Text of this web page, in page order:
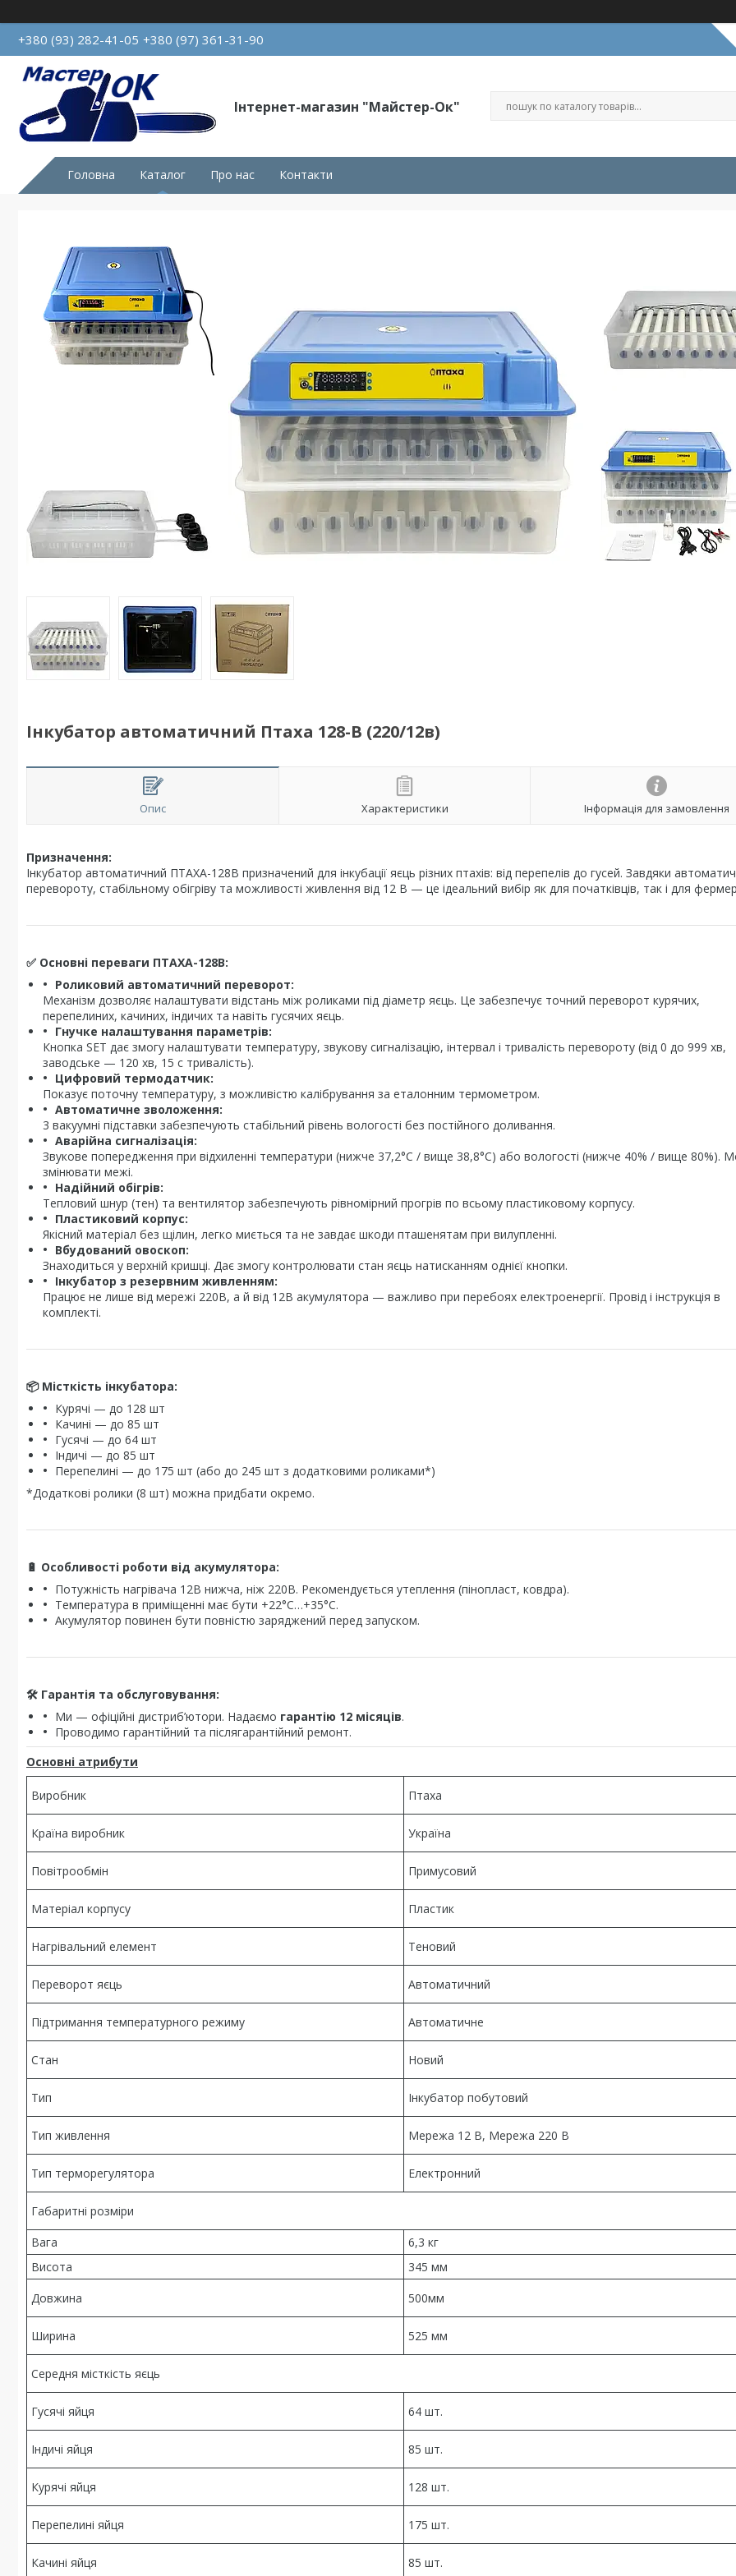
+380 (93) 282-41-05 +380 (97) 361-31-90
Інтернет-магазин "Майстер-Ок"
Головна Каталог Про нас Контакти
Інкубатор автоматичний Птаха 128-В (220/12в)
Опис Характеристики Інформація для замовлення
Призначення:
Інкубатор автоматичний ПТАХА-128В призначений для інкубації яєць різних птахів: від перепелів до гусей. Завдяки
перевороту, стабільному обігріву та можливості живлення від 12 В — це ідеальний вибір як для початківців, так і для
✅ Основні переваги ПТАХА-128В:
Роликовий автоматичний переворот:
Механізм дозволяє налаштувати відстань між роликами під діаметр яєць. Це забезпечує точний переворот курячих,
перепелиних, качиних, індичих та навіть гусячих яєць.
Гнучке налаштування параметрів:
Кнопка SET дає змогу налаштувати температуру, звукову сигналізацію, інтервал і тривалість перевороту (від 0 до 999 хв,
заводське — 120 хв, 15 с тривалість).
Цифровий термодатчик:
Показує поточну температуру, з можливістю калібрування за еталонним термометром.
Автоматичне зволоження:
3 вакуумні підставки забезпечують стабільний рівень вологості без постійного доливання.
Аварійна сигналізація:
Звукове попередження при відхиленні температури (нижче 37,2°C / вище 38,8°C) або вологості (нижче 40% / вище 80%).
змінювати межі.
Надійний обігрів:
Тепловий шнур (тен) та вентилятор забезпечують рівномірний прогрів по всьому пластиковому корпусу.
Пластиковий корпус:
Якісний матеріал без щілин, легко миється та не завдає шкоди пташенятам при вилупленні.
Вбудований овоскоп:
Знаходиться у верхній кришці. Дає змогу контролювати стан яєць натисканням однієї кнопки.
Інкубатор з резервним живленням:
Працює не лише від мережі 220В, а й від 12В акумулятора — важливо при перебоях електроенергії. Провід і інструкція в
комплекті.
📦Місткість інкубатора:
Курячі — до 128 шт
Качині — до 85 шт
Гусячі — до 64 шт
Індичі — до 85 шт
Перепелині — до 175 шт (або до 245 шт з додатковими роликами*)
*Додаткові ролики (8 шт) можна придбати окремо.
🔋 Особливості роботи від акумулятора:
Потужність нагрівача 12В нижча, ніж 220В. Рекомендується утеплення (пінопласт, ковдра).
Температура в приміщенні має бути +22°C…+35°C.
Акумулятор повинен бути повністю заряджений перед запуском.
🛠 Гарантія та обслуговування:
Ми — офіційні дистриб’ютори. Надаємо гарантію 12 місяців.
Проводимо гарантійний та післягарантійний ремонт.
Основні атрибути
Виробник Птаха
Країна виробник Україна
Повітрообмін Примусовий
Матеріал корпусу Пластик
Нагрівальний елемент Теновий
Переворот яєць Автоматичний
Підтримання температурного режиму Автоматичне
Стан Новий
Тип Інкубатор побутовий
Тип живлення Мережа 12 В, Мережа 220 В
Тип терморегулятора Електронний
Габаритні розміри
Вага
6,3 кг
Висота
345 мм
Довжина
500мм
Ширина 525 мм
Середня місткість яєць
Гусячі яйця 64 шт.
Індичі яйця 85 шт.
Курячі яйця 128 шт.
Перепелині яйця 175 шт.
Качині яйця 85 шт.